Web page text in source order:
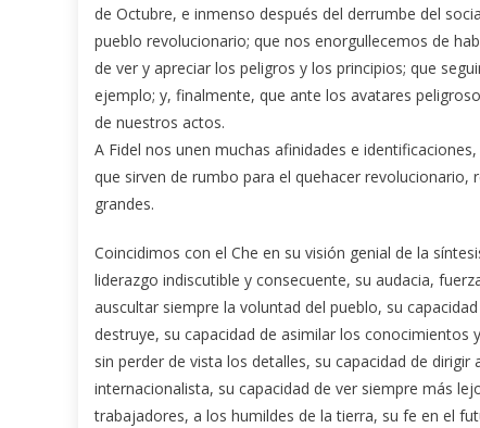
de Octubre, e inmenso después del derrumbe del
pueblo revolucionario; que nos enorgullecemos de
de ver y apreciar los peligros y los principios; que
ejemplo; y, finalmente, que ante los avatares
de nuestros actos.
A Fidel nos unen muchas afinidades e
que sirven de rumbo para el quehacer
grandes.
Coincidimos con el Che en su visión genial de la
liderazgo indiscutible y consecuente, su audacia,
auscultar siempre la voluntad del pueblo, su
destruye, su capacidad de asimilar los
sin perder de vista los detalles, su capacidad de
internacionalista, su capacidad de ver siempre más
trabajadores, a los humildes de la tierra, su fe en el